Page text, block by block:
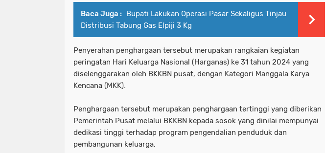
Baca Juga : Bupati Lakukan Operasi Pasar Sekaligus Tinjau
Distribusi Tabung Gas Elpiji 3 Kg
Penyerahan penghargaan tersebut merupakan rangkaian kegiatan
peringatan Hari Keluarga Nasional (Harganas) ke 31 tahun 2024 yang
diselenggarakan oleh BKKBN pusat, dengan Kategori Manggala Karya
Kencana (MKK).
Penghargaan tersebut merupakan penghargaan tertinggi yang diberikan
Pemerintah Pusat melalui BKKBN kepada sosok yang dinilai mempunyai
dedikasi tinggi terhadap program pengendalian penduduk dan
pembangunan keluarga.